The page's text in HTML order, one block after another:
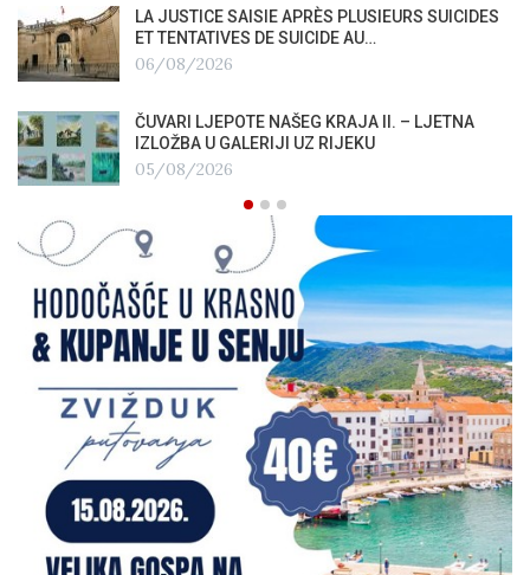
LA JUSTICE SAISIE APRÈS PLUSIEURS SUICIDES
ET TENTATIVES DE SUICIDE AU…
06/08/2026
ČUVARI LJEPOTE NAŠEG KRAJA II. – LJETNA
IZLOŽBA U GALERIJI UZ RIJEKU
05/08/2026